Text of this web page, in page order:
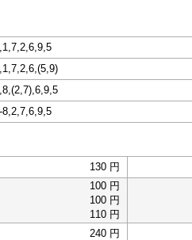
8,2,7,6,9,5
130 円
100 円
100 円
110 円
240 円